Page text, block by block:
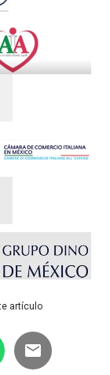
artículo